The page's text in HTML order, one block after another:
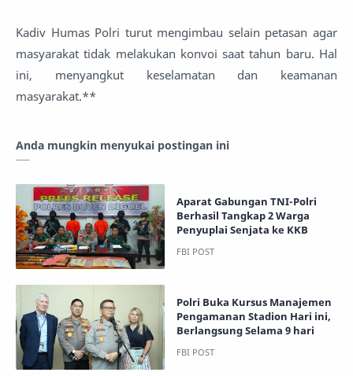
Kadiv Humas Polri turut mengimbau selain petasan agar
masyarakat tidak melakukan konvoi saat tahun baru. Hal
ini, menyangkut keselamatan dan keamanan
masyarakat.**
Anda mungkin menyukai postingan ini
Aparat Gabungan TNI-Polri
Berhasil Tangkap 2 Warga
Penyuplai Senjata ke KKB
Polri Buka Kursus Manajemen
Pengamanan Stadion Hari ini,
Berlangsung Selama 9 hari